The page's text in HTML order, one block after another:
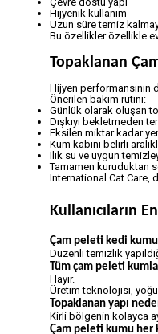
Hijyenik kullanım
Uzun süre temiz
Bu özellikler özellikle
Topaklanan
Hijyen
Önerilen bakım rutini:
Günlük olarak oluşan
Dışkıyı bekletmeden
Eksilen miktar kadar
Kum kabını belirli
Ilık su ve uygun
Tamamen kuruduktan
International Cat Care,
Kullanıcıların
Çam peleti kedi
Düzenli temizlik
Tüm çam peleti
Hayır.
Üretim teknolojisi,
Topaklanan yapı
Kirli bölgenin kolayca
Çam peleti kumu